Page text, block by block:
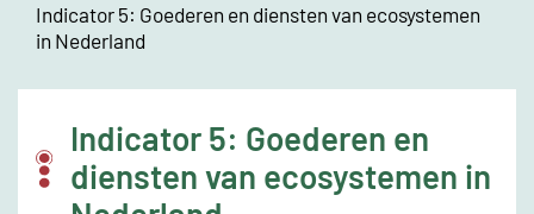
Indicator 5: Goederen en diensten van ecosystemen
in Nederland
Indicator 5: Goederen en
diensten van ecosystemen in